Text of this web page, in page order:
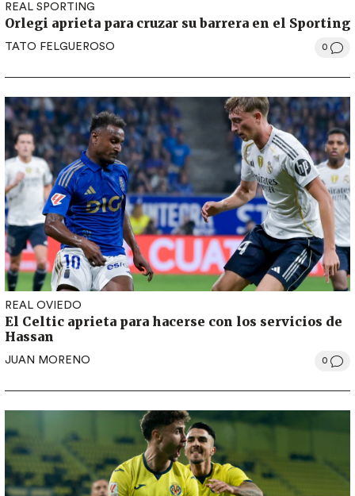
REAL SPORTING
Orlegi aprieta para cruzar su barrera en el Sporting
TATO FELGUEROSO 0
REAL OVIEDO
El Celtic aprieta para hacerse con los servicios de
Hassan
JUAN MORENO 0